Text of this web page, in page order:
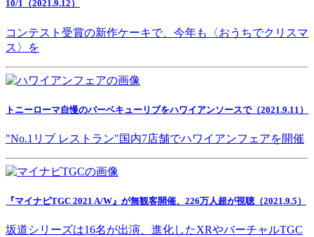
10/1（2021.9.12）
コンテスト受賞の新作ケーキで、今年も〈おうちでクリスマ
ス〉を
トニーローマ自慢のバーベキューリブをハワイアンソースで（2021.9.11）
"No.1リブ レストラン"国内7店舗でハワイアンフェアを開催
『マイナビTGC 2021 A/W』が無観客開催、226万人超が視聴（2021.9.5）
坂道シリーズは16名が出演、進化したXRやバーチャルTGC